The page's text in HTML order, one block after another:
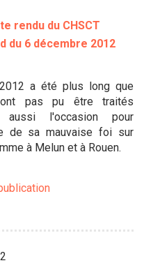
rendu du CHSCT
du 6 décembre 2012
a été plus long que
pas pu être traités
l'occasion pour
de sa mauvaise foi sur
à Melun et à Rouen.